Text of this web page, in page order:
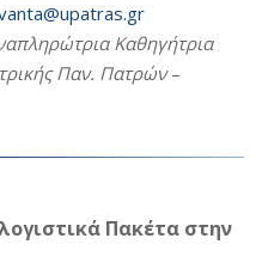
Καθηγήτρια
Παν. Πατρών–
Πακέτα στην